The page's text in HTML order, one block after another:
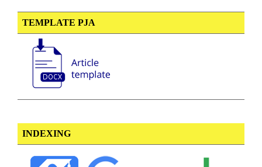
TEMPLATE PJA
INDEXING